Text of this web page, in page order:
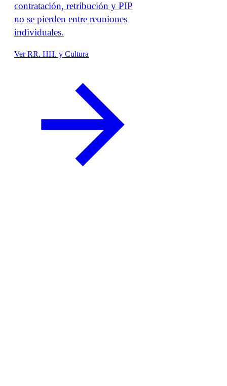
contratación, retribución y PIP
no se pierden entre reuniones
individuales.
Ver RR. HH. y Cultura